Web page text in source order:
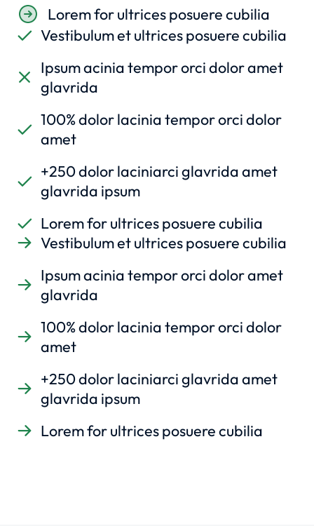
Lorem for ultrices posuere cubilia
Vestibulum et ultrices posuere cubilia
Ipsum acinia tempor orci dolor amet
glavrida
100% dolor lacinia tempor orci dolor
amet
+250 dolor laciniarci glavrida amet
glavrida ipsum
Lorem for ultrices posuere cubilia
Vestibulum et ultrices posuere cubilia
Ipsum acinia tempor orci dolor amet
glavrida
100% dolor lacinia tempor orci dolor
amet
+250 dolor laciniarci glavrida amet
glavrida ipsum
Lorem for ultrices posuere cubilia